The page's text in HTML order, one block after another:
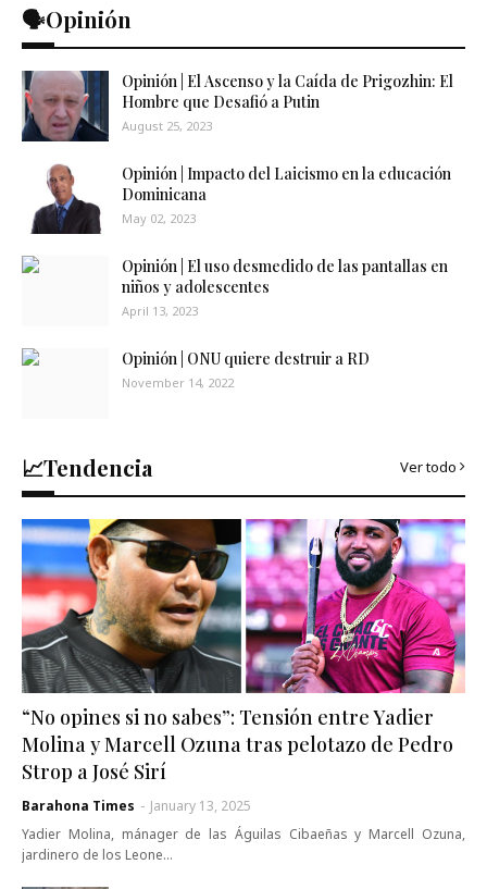
🗣️Opinión
Opinión | El Ascenso y la Caída de Prigozhin: El
Hombre que Desafió a Putin
August 25, 2023
Opinión | Impacto del Laicismo en la educación
Dominicana
May 02, 2023
Opinión | El uso desmedido de las pantallas en
niños y adolescentes
April 13, 2023
Opinión | ONU quiere destruir a RD
November 14, 2022
📈Tendencia Ver todo
“No opines si no sabes”: Tensión entre Yadier
Molina y Marcell Ozuna tras pelotazo de Pedro
Strop a José Sirí
Barahona Times - January 13, 2025
Yadier Molina, mánager de las Águilas Cibaeñas y Marcell Ozuna,
jardinero de los Leone…